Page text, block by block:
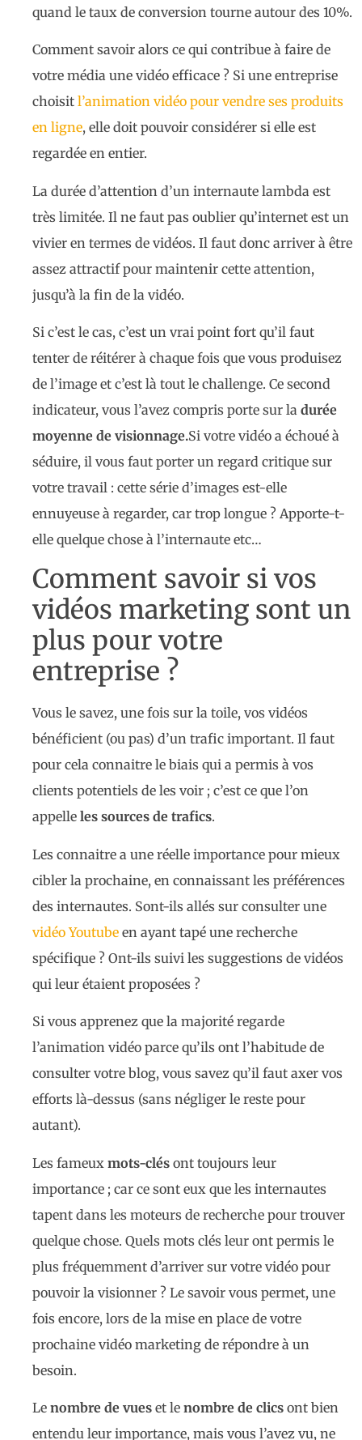
quand le taux de conversion tourne autour des 10%.
Comment savoir alors ce qui contribue à faire de
votre média une vidéo efficace ? Si une entreprise
choisit l’animation vidéo pour vendre ses produits
en ligne, elle doit pouvoir considérer si elle est
regardée en entier.
La durée d’attention d’un internaute lambda est
très limitée. Il ne faut pas oublier qu’internet est un
vivier en termes de vidéos. Il faut donc arriver à être
assez attractif pour maintenir cette attention,
jusqu’à la fin de la vidéo.
Si c’est le cas, c’est un vrai point fort qu’il faut
tenter de réitérer à chaque fois que vous produisez
de l’image et c’est là tout le challenge. Ce second
indicateur, vous l’avez compris porte sur la durée
moyenne de visionnage.Si votre vidéo a échoué à
séduire, il vous faut porter un regard critique sur
votre travail : cette série d’images est-elle
ennuyeuse à regarder, car trop longue ? Apporte-t-
elle quelque chose à l’internaute etc…
Comment savoir si vos
vidéos marketing sont un
plus pour votre
entreprise ?
Vous le savez, une fois sur la toile, vos vidéos
bénéficient (ou pas) d’un trafic important. Il faut
pour cela connaitre le biais qui a permis à vos
clients potentiels de les voir ; c’est ce que l’on
appelle les sources de trafics.
Les connaitre a une réelle importance pour mieux
cibler la prochaine, en connaissant les préférences
des internautes. Sont-ils allés sur consulter une
vidéo Youtube en ayant tapé une recherche
spécifique ? Ont-ils suivi les suggestions de vidéos
qui leur étaient proposées ?
Si vous apprenez que la majorité regarde
l’animation vidéo parce qu’ils ont l’habitude de
consulter votre blog, vous savez qu’il faut axer vos
efforts là-dessus (sans négliger le reste pour
autant).
Les fameux mots-clés ont toujours leur
importance ; car ce sont eux que les internautes
tapent dans les moteurs de recherche pour trouver
quelque chose. Quels mots clés leur ont permis le
plus fréquemment d’arriver sur votre vidéo pour
pouvoir la visionner ? Le savoir vous permet, une
fois encore, lors de la mise en place de votre
prochaine vidéo marketing de répondre à un
besoin.
Le nombre de vues et le nombre de clics ont bien
entendu leur importance, mais vous l’avez vu, ne